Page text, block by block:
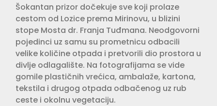
Šokantan prizor dočekuje sve koji prolaze
cestom od Lozice prema Mirinovu, u blizini
stope Mosta dr. Franja Tuđmana. Neodgovorni
pojedinci uz samu su prometnicu odbacili
velike količine otpada i pretvorili dio prostora u
divlje odlagalište. Na fotografijama se vide
gomile plastičnih vrećica, ambalaže, kartona,
tekstila i drugog otpada odbačenog uz rub
ceste i okolnu vegetaciju.